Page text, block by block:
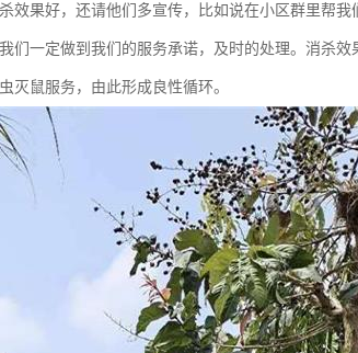
效果好，还请他们多宣传，比如说在小区群里帮
们一定做到我们的服务承诺，及时的处理。消杀
灭鼠服务，由此形成良性循环。